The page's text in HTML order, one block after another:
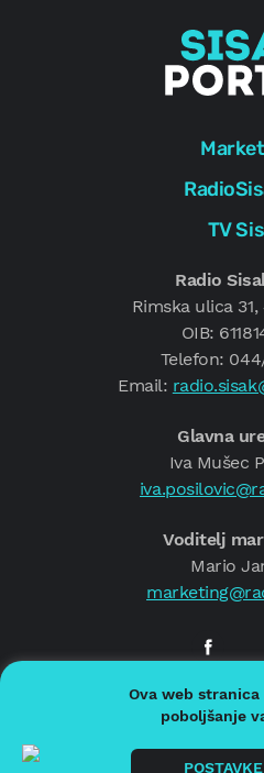
TV
Radio
Rimska ulica
OIB:
Telefon:
Email:
Glavna
Iva Mušec
Voditelj
Mario
© 2026.
Politika
Politika
Ova web
poboljšanje